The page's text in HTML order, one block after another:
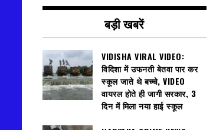
बड़ी खबरें
VIDISHA VIRAL VIDEO:
विदिशा में उफनती बेतवा पार कर
स्कूल जाते थे बच्चे, VIDEO
वायरल होते ही जागी सरकार, 3
दिन में मिला नया हाई स्कूल